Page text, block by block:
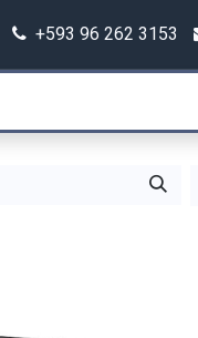
+593 96 262 3153